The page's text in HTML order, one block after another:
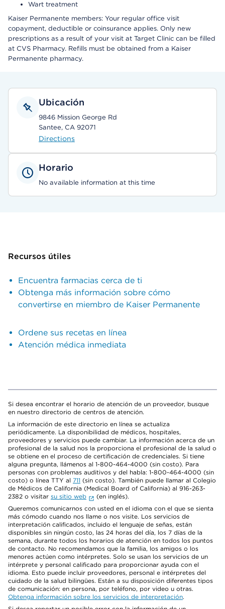
Wart treatment
Kaiser Permanente members: Your regular office visit
copayment, deductible or coinsurance applies. Only new
prescriptions as a result of your visit at Target Clinic can be filled
at CVS Pharmacy. Refills must be obtained from a Kaiser
Permanente pharmacy.
Ubicación
9846 Mission George Rd
Santee, CA 92071
Directions
Horario
No available information at this time
Recursos útiles
Encuentra farmacias cerca de ti
Obtenga más información sobre cómo
convertirse en miembro de Kaiser Permanente
Ordene sus recetas en línea
Atención médica inmediata
Si desea encontrar el horario de atención de un proveedor, busque
en nuestro directorio de centros de atención.
La información de este directorio en línea se actualiza
periódicamente. La disponibilidad de médicos, hospitales,
proveedores y servicios puede cambiar. La información acerca de un
profesional de la salud nos la proporciona el profesional de la salud o
se obtiene en el proceso de certificación de credenciales. Si tiene
alguna pregunta, llámenos al 1-800-464-4000 (sin costo). Para
personas con problemas auditivos y del habla: 1-800-464-4000 (sin
costo) o línea TTY al 711 (sin costo). También puede llamar al Colegio
de Médicos de California (Medical Board of California) al 916-263-
2382 o visitar su sitio web
(en inglés).
Queremos comunicarnos con usted en el idioma con el que se sienta
más cómodo cuando nos llame o nos visite. Los servicios de
interpretación calificados, incluido el lenguaje de señas, están
disponibles sin ningún costo, las 24 horas del día, los 7 días de la
semana, durante todos los horarios de atención en todos los puntos
de contacto. No recomendamos que la familia, los amigos o los
menores actúen como intérpretes. Solo se usan los servicios de un
intérprete y personal calificado para proporcionar ayuda con el
idioma. Esto puede incluir proveedores, personal e intérpretes del
cuidado de la salud bilingües. Están a su disposición diferentes tipos
de comunicación: en persona, por teléfono, por video u otras.
Obtenga información sobre los servicios de interpretación.